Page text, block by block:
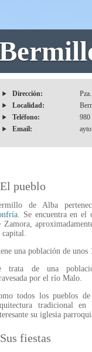
Dirección:
Localidad:
Teléfono:
980
Email:
El pueblo
de Alba
. Se encuentra en el
Zamora,
capital.
una población de unos
trata de una
por el río Malo.
todos los pueblos
tradicional en
su iglesia
Sus fiestas